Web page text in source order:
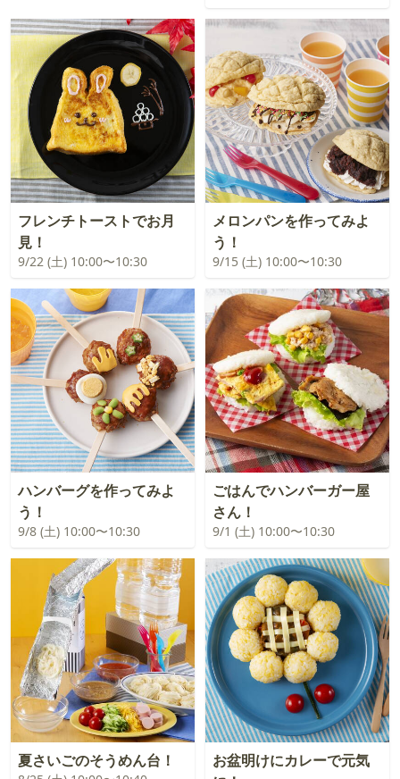
フレンチトーストでお月
見！
9/22 (土) 10:00〜10:30
メロンパンを作ってみよ
う！
9/15 (土) 10:00〜10:30
ハンバーグを作ってみよ
う！
9/8 (土) 10:00〜10:30
ごはんでハンバーガー屋
さん！
9/1 (土) 10:00〜10:30
夏さいごのそうめん台！
お盆明けにカレーで元気